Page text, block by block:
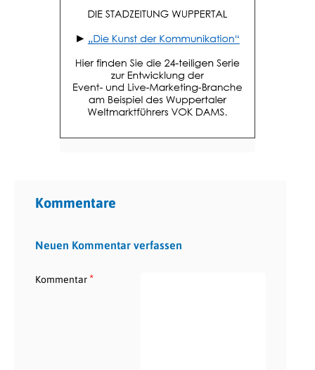
Kommentare
Neuen Kommentar verfassen
Kommentar*